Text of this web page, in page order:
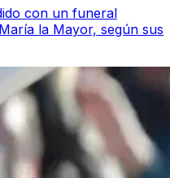
con un funeral
la Mayor, según sus